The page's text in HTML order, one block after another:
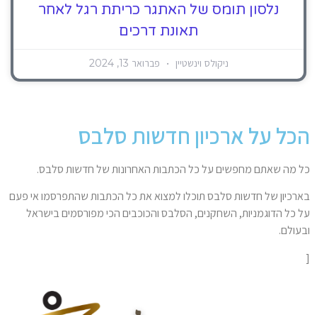
נלסון תומס של האתגר כריתת רגל לאחר
תאונת דרכים
ניקולס וינשטיין פברואר 13, 2024
הכל על ארכיון חדשות סלבס
כל מה שאתם מחפשים על כל הכתבות האחרונות של חדשות סלבס.
בארכיון של חדשות סלבס תוכלו למצוא את כל הכתבות שהתפרסמו אי פעם
על כל הדוגמניות, השחקנים, הסלבס והכוכבים הכי מפורסמים בישראל
ובעולם.
[